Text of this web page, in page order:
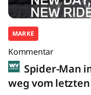
MARKE
Kommentar
Spider-Man
weg vom